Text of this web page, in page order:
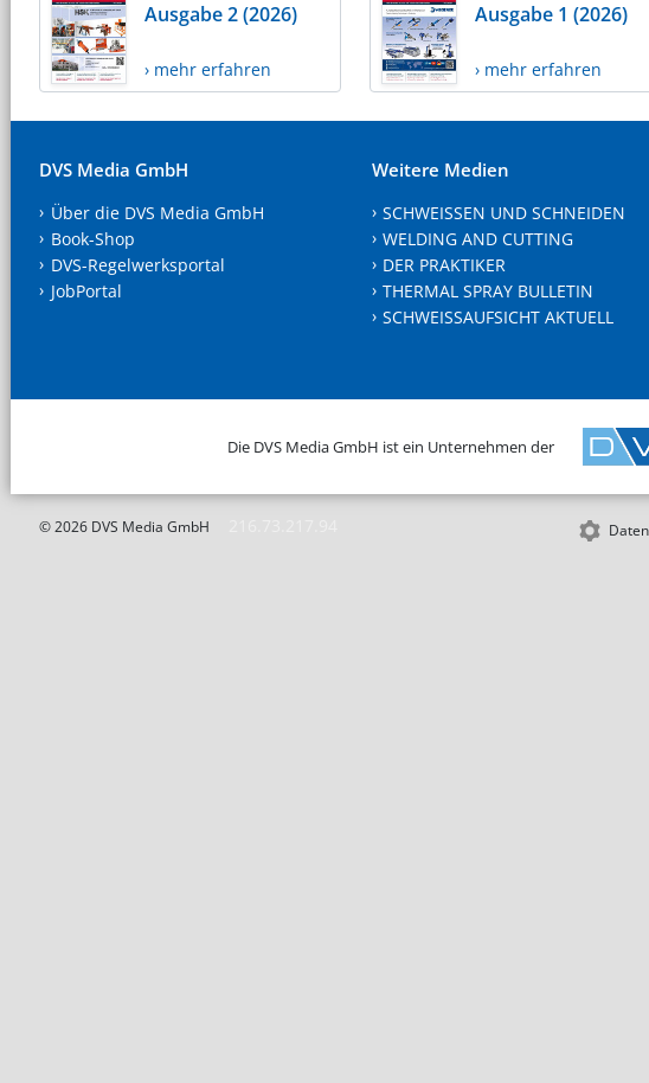
Ausgabe 2 (2026)
› mehr erfahren
Ausgabe 1 (2026)
› mehr erfahren
DVS Media GmbH
Über die DVS Media GmbH
Book-Shop
DVS-Regelwerksportal
JobPortal
Weitere Medien
SCHWEISSEN UND SCHNEIDEN
WELDING AND CUTTING
DER PRAKTIKER
THERMAL SPRAY BULLETIN
SCHWEISSAUFSICHT AKTUELL
Die DVS Media GmbH ist ein Unternehmen der
© 2026 DVS Media GmbH